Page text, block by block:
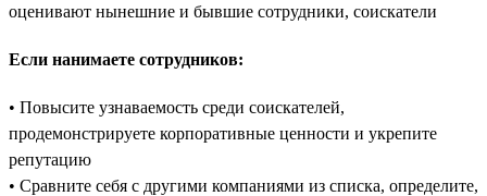
оценивают нынешние и бывшие сотрудники, соискатели
Если нанимаете сотрудников:
• Повысите узнаваемость среди соискателей,
продемонстрируете корпоративные ценности и укрепите
репутацию
• Сравните себя с другими компаниями из списка, определите,